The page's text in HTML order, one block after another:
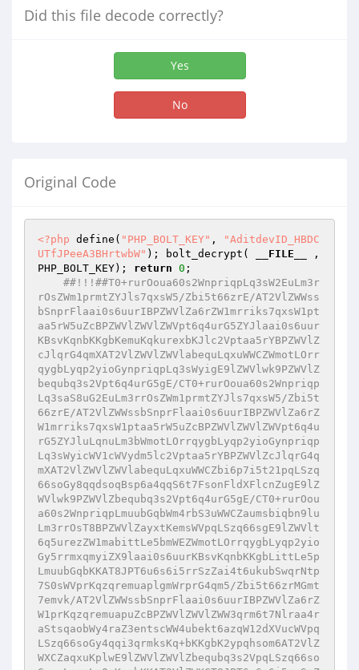
Did this file decode correctly?
Yes
No
Original Code
<?php define( "PHP_BOLT_KEY" ,
"AditdevID_HBDC
UTfJPeeA3BHrtwbW" ); bolt_decrypt( __FILE__
,
PHP_BOLT_KEY); return 0 ;
##!!!##T0+rurOoua60s2WnpriqpLq3sW2EuLm3rrOsZWm1prmtZYJls7qxsW5/Zbi5t66zrE/AT2VlZWWssbSnprFlaai0s6uurIBPZWVlZa6rZW1mrriks7qxsW1ptaa5rW5uZcBPZWVlZWVlZWVpt6q4urG5ZYJlaai0s6uurKBsvKqnbKKgbKemuKqkurexbKJlc2Vptaa5rYBPZWVlZcJlqrG4qmXAT2VlZWVlZWVlabequLqxuWWCZWmotLOrrqygbLyqp2yioGynpriqpLq3sWyigE9lZWVlwk9PZWVlZbequbq3s2Vpt6q4urG5gE/CT0+rurOoua60s2WnpriqpLq3saS8uG2EuLm3rrOsZWm1prmtZYJls7qxsW5/Zbi5t66zrE/AT2VlZWWssbSnprFlaai0s6uurIBPZWVlZa6rZW1mrriks7qxsW1ptaa5rW5uZcBPZWVlZWVlZWVpt6q4urG5ZYJluLqnuLm3bWmotLOrrqygbLyqp2yioGynpriqpLq3sWyicWV1cWVydm5lc2Vptaa5rYBPZWVlZcJlqrG4qmXAT2VlZWVlZWVlabequLqxuWWCZbi6p7i5t21pqLSzq66soGy8qqdsoqBsp6a4qqS6t7FsonFldXFlcnZugE9lZWVlwk9PZWVlZbequbq3s2Vpt6q4urG5gE/CT0+rurOoua60s2WnpriqpLmuubGqbWm4rbS3uWWCZaumsbiqbn9luLm3rrOsT8BPZWVlZayxtKemsWVpqLSzq66sgE9lZWVlt6q5urezZW1mabittLe5bmWEZWmotLOrrqygbLyqp2yioGy5rrmxqmyiZX9laai0s6uurKBsvKqnbKKgbLittLe5pLmuubGqbKKAT8JPT6u6s6i5rrSzZai4t6ukubSwqrNtp7S0sWVprKqzqremuaplgmWrprG4qm5/Zbi5t66zrMGmt7emvk/AT2VlZWWssbSnprFlaai0s6uurIBPZWVlZa6rZW1prKqzqremuapuZcBPZWVlZWVlZWW3qrm6t7Nlraa4raStsqaobWy4raZ3entscWW4ubekt6azqW12dXVucWVpqLSzq66soGy4qqi3qrmksKq+bKKgbK2ypqhsom6AT2VlZWXCZaqxuKplwE9lZWVlZWVlZbequbq3s2VpqLSzq66soGyouLerpLm0sKqzbKKAT2VlZWXCT8JPT6u6s6i5rrSzZaitqqiwpK6ztbq5baa3t6a+ZWmus7W6uXFlpre3pr5laammuaZuf2WntLSxT8BPZWVlZWmus7W6uWWCZaa3t6a+pLCqvrhtaa6ztbq5boBPZWVlZWmrprG4qmWCZXWAT2VlZWWrtLeqpqitZW1pqaa5pmWmuGVpsKq+bmXAT2VlZWVlZWVlrqtlba6zpKa3t6a+bWmwqr5xZWmus7W6uW5lgoJlq6axuKpuZcBPZWVlZWVlZWVlZWVlaaumsbiqcHCAT2VlZWVlZWVlwk9lZWVlwk9lZWVlrqtlbWmrprG4qmWCgmV1bmXAT2VlZWVlZWVlt6q5urezZbm3uqqAT2VlZWXCZaqxuKplwE9lZWVlZWVlZbequbq3s2WrprG4qoBPZWVlZcJPwk9Pq7qzqLmutLNlqK2qqLCkqrK1ub5tpre3pr5laa6ztbq5bn9lp7S0sU/AT2VlZWVpt6q4urG5ZYJlube6qoBPZWVlZau0t6qmqK1lbWmus7W6uWWmuGVpsKq+ZYKDZWm7prG6qm5lwE9lZWVlZWVlZWm3qri6sbllgmWrprG4qoBPZWVlZWVlZWWuq2VtqrK1ub5tabumsbqqbmWCgmW5t7qqbmXAT2VlZWVlZWVlZWVlZWm3qri6sbllgmW5t7qqgE9lZWVlZWVlZWVlZWWnt6qmsIBPZWVlZWVlZWXCT2VlZWXCT2VlZWW3qrm6t7NlabequLqxuYBPwk9Pq7qzqLmutLNluLm3pLems6ltrrO5wauxtKa5ZWmxqrOsua1lgmV2dXFlp7S0sWVptbeqq669ZYJlq6axuKpxZae0tLFlabO6smWCZaumsbiqcWWntLSxZWmxtLyqt6imuKplgmWrprG4qnFlp7S0sWVpuLWqqK6msaitprdlgmWrprG4qm5/Zbi5t66zrE/AT2VlZWWuq2VtabO6sm5lwE9lZWVlZWVlZWm3qri6sbllgmW4uqe4ubdtuLm3pLituqursaptuLm3pLeqtaqmuW1pvWWCZWx1dnd4eXp7fH1+bHFlqKqusW1psaqzrLmtZXRluLm3saqzbWm9bm5ubnFldnFlabGqs6y5rW6AT2VlZWXCZaqxuKplwE9lZWVlZWVlZWm7prdlgmWyprmorWVtube6qm5lwE9lZWVlZWVlZWVlZWVptbeqq669ZYKDZWx1dnd4eXp7fH1+pqeoqaqrrK2ur7CxsrO0tba3uLm6u7y9vr+Gh4iJiouMjY6PkJGSk5SVlpeYmZqbnJ2en3JycmxxT2VlZWVlZWVlZWVlZWZpsbS8qreopriqZWtrZWZpuLWqqK6msaitprdlgoNlbHV2d3h5ent8fX6mp6ipqqusra6vsLGys7S1tre4ubq7vL2+v4aHiImKi4yNjo+QkZKTlJWWl5iZmpucnZ6fbHFPZWVlZWVlZWVlZWVlZmmxtLyqt6imuKpla2tlabi1qqiuprGoraa3ZYKDZWx1dnd4eXp7fH1+pqeoqaqrrK2ur7CxsrO0tba3uLm6u7y9vr+Gh4iJiouMjY6PkJGSk5SVlpeYmZqbnJ2en8NmhWhpaqNrb21upHJwgsDCoKKAf3GBc4N0hGxxT2VlZWVlZWVlZWVlZWmxtLyqt6imuKpla2tlZmm4taqorqaxqK2mt2WCg2VsdXZ3eHl6e3x9fqanqKmqq6ytrq+wsbKztLW2t7i5uru8vb6/bHFPZWVlZWVlZWVlZWVlabG0vKq3qKa4qmVra2VpuLWqqK6msaitprdlgoNlbHV2d3h5ent8fX6mp6ipqqusra6vsLGys7S1tre4ubq7vL2+v8NmhWhpaqNrb21upHJwgsDCoKKAf3GBc4N0hGxxT2VlZWVlZWVlwoBPZWVlZWVlZWVpt6q4urG5ZYJluLqnuLm3bbi5t6S4rbqrq7Gqbbi5t6S3qrWqprltab1lgmVpu6a3cWWoqq6xbWmxqrOsua1ldGW4ubexqrNtab1ubm5ucWV2cWVpsaqzrLmtboBPZWVlZcJPZWVlZbequbq3s2Vpt6q4urG5gE/CT0+rurOoua60s2WouLerpK6zrrltp7S0sWVppmWCZbm3uqpuf2W4ubeus6xPwE9lZWVlaauxqrOsua1lgmV3fYBPZWVlZWm4saqzrLmtZYJld36AT2VlZWVpq7ems6llgmW4uqe4ubdtuLm3pLituqursaptuLm3pLeqtaqmuW1pvWWCZWx1dnd4eXp7fH1+pqeoqaqrrK2ur7CxsrO0tba3uLm6u7y9vr9scWWoqq6xbWmrsaqzrLmtZXRluLm3saqzbWm9bm5ubnFldnFlaauxqrOsua1ugE9lZWVlabi3prOpZYJluLqnuLm3bbi5t6S4rbqrq7Gqbbi5t6S3qrWqprltab1lgmVsdXZ3eHl6e3x9fqanqKmqq6ytrq+wsbKztLW2t7i5uru8vb6/bHFlqKqusW1puLGqs6y5rWV0Zbi5t7Gqs21pvW5ubm5xZXZxZWm4saqzrLmtboBPZWVlZa6rZW1ppm5lwE9lZWVlZWVlZWmouLerpK6zrrllgmWouLerpLm0sKqzbW6AT2VlZWXCZaqxuKplwE9lZWVlZWVlZWmouLerpK6zrrllgmVpq7ems6llc2Vsp66zd62qvWxlc2VpuLems6mAT2VlZWXCT2VlZWW3qrm6t7Nlaai4t6ukrrOuuYBPwk9Pq7qzqLmutLNlq7S3sqa5pKmmuaptuLm3rrOsZWmpprmqcWWntLSxZWm1t66zuaSppr5lgmWrprG4qnFlp7S0sWVpuK20t7mksrSzua1lgmWrprG4qm5/Zbi5t66zrE/AT2VlZWVpqaa+uGWCZaa3t6a+bU9lZWVlZWVlZXZlgoNlbJiqs66zbHFlbJiqsaa4pmxxZWyXpqe6bHFlbJCmsq64bHFlbI+6sqa5bHFlbJimp7m6bHFlbJKus6ysumxPZWVlZW6AT2VlZWWuq2VtZmm4rbS3uaSytLO5rW5lwE9lZWVlZWVlZWmytLO5rbhlgmWmt7emvm1PZWVlZWVlZWVlZWVldmWCg2Vsj6azuqa3rmxxZWyLqqe3uqa3rmxxZWySprequWxxZWyGtbeusWxxZWySqq5scWVsj7qzrmxxZWyPurGubHFlbIasuri5urhscWVsmKq1uaqyp6q3bHFlbJSwubSnqrdscWVsk7S7qrKnqrdscWVsiaq4qrKnqrdsT2VlZWVlZWVlboBPZWVlZcJlqrG4qmXAT2VlZWVlZWVlabK0s7mtuGWCZaa3t6a+bU9lZWVlZWVlZWVlZWV2ZYKDZWyPprNscWVsi6qnbHFlbJKmt2xxZWyGtbdscWVskqqubHFlbI+6s2xxZWyPurFscWVshqy4bHFlbJiqtWxxZWyUsLlscWVsk7S7bHFlbImquGxPZWVlZWVlZWVugE9lZWVlwk9lZWVlabi1sa65ZWVlZWVlZYJlqr21sbSpqm1scmxxZWmpprmqboBPZWVlZWm3qri6sbllgmVpuLWxrrmgd6Jlc2VsZWxlc2VpsrSzua24oG2us7luabi1sa65oHaiomVzZWxlbGVzZWm4tbGuuaB1ooBPZWVlZa6rZW1ptbeus7mkqaa+bmXAT2VlZWVlZWVlabO6smWCZammuaptbJNscWW4ube5tLmusqptaammuapuboBPZWVlZWVlZWW3qrm6t7NlaammvrigabO6sqJlc2VscWVsZXNlabequLqxuYBPZWVlZcJPZWVlZbequbq3s2Vpt6q4urG5gE/CT0+rurOoua60s2WrtLeyprmkua6yqm24ubeus6xlaammuaq5rrKqbn9luLm3rrOsT8BPZWVlZWm4qrGuuK6tZYJlua6yqm1uZXJluLm3ubS5rrKqbWmpprmqua6yqm6AT2VlZWVpqaq5rrBlgmVpuKqxrriurYBPZWVlZWmyqrOuuWWCZbe0urOpbWm4qrGuuK6tZXRle3VugE9lZWVlaa+msmWCZbe0urOpbWm4qrGuuK6tZXRleHt1dW6AT2VlZWVpraa3rmWCZbe0urOpbWm4qrGuuK6tZXRlfXt5dXVugE9lZWVlabKus6ysumWCZbe0urOpbWm4qrGuuK6tZXRle3V5fXV1boBPZWVlZWmnurGms2WCZbe0urOpbWm4qrGuuK6tZXRld3l2fnd1dW6AT2VlZWVpuaaturNlgmW3tLqzqW1puKqxrriurWV0ZXd+dXh1eXV1boBPZWVlZWm8prC5umWCZbKmuaitZW25t7qqbmXAT2VlZWVlZWVlaamqua6wZYGCZXt1ZYKDZWmpqrmusGVzZWxlqaq5rrBlvqazrGWxprG6bHFPZWVlZWVlZWVpsqqzrrllgYJle3VlgoNlabKqs665ZXNlbGWyqrOuuWW+prOsZbGmsbpscU9lZWVlZWVlZWmvprJlgYJld3llgoNlaa+msmVzZWxlr6ayZb6ms6xlsaaxumxxT2VlZWVlZWVlaa2mt65lgYJlfGWCg2Vpraa3rmVzZWxlraa3rmW+prOsZbGmsbpscU9lZWVlZWVlZWmyrrOsrLplgYJleWWCg2Vpsq6zrKy6ZXNlbGWyrrOsrLplvqazrGWxprG6bHFPZWVlZWVlZWVpp7qxprNlgYJldndlgoNlaae6saazZXNlbGWnurGms2W+prOsZbGmsbpscU9lZWVlZWVlZamqq6a6sbllgoNlabmmrbqzZXNlbGW5pq26s2W+prOsZbGmsbpsT2VlZWXCgE9lZWVlt6q5urezZWm8prC5uoBPwk9Pq7qzqLmutLNltbe0uaqouW2EuLm3rrOsZWm4ubeus6xuf2W4ubeus6xPwE9lZWVlrLG0p6axZWmpp4BPZWVlZWm4ubeus6xlgmWtubKxuLWqqK6msaitpre4ba25srGqs7muua6quG1puLm3rrOsbm6AT2VlZWVpuLm3rrOsZYJlsr64trGupLeqprGkqrioprWqpLi5t66zrG1pqadxZWm4ubeus6xugE9lZWVlt6q5urezZWm4ubeus6yAT8JPT6u6s6i5rrSzZayquaSosa6qs7mkrrVtp7S0sWVprKq5pKe3tLy4qrdlgmWrprG4qm5/Zbi5t66zrE/AT2VlZWVprrWmqam3qri4ZYJlbGyAT2VlZWVprrWmqam3qri4ZYJlsqa5qK1lbbm3uqpuZcBPZWVlZWVlZWWsqrmqs7ttbI2ZmZWkiJGOipOZpI6VbG5lgYNlbGxlgoNlrKq5qrO7bWyNmZmVpIiRjoqTmaSOlWxucU9lZWVlZWVlZayquaqzu21sjZmZlaSdpIuUl5yGl4mKiaSLlJdsbmWBg2VsbGWCg2Wsqrmqs7ttbI2ZmZWknaSLlJechpeJiomki5SXbG5xT2VlZWVlZWVlrKq5qrO7bWyNmZmVpJ2ki5SXnIaXiYqJbG5lgYNlbGxlgoNlrKq5qrO7bWyNmZmVpJ2ki5SXnIaXiYqJbG5xT2VlZWVlZWVlrKq5qrO7bWyNmZmVpIuUl5yGl4mKiaSLlJdsbmWBg2VsbGWCg2Wsqrmqs7ttbI2ZmZWki5SXnIaXiYqJpIuUl2xucU9lZWVlZWVlZayquaqzu21sjZmZlaSLlJechpeJiolsbmWBg2VsbGWCg2Wsqrmqs7ttbI2ZmZWki5SXnIaXiYqJbG5xT2VlZWVlZWVlrKq5qrO7bWyXipKUmYqkhomJl2xuZYGDZWxsZYKDZayquaqzu21sl4qSlJmKpIaJiZdsbnFPZWVlZWVlZWWpqqumurG5ZYKDZWyak5CTlJyTbE9lZWVlwoBPZWVlZWmutaapqbequLhlgmW4ubekt6q1saaoqm1sZWxxZWxscWVprrWmqam3qri4boBPZWVlZa6rZW24ubekqLSzuaaus7htaa61pqmpt6q4uHFlbHFsbm5lwE9lZWVlZWVlZWmutaapqbequLhlgmWqvbWxtKmqbWxxbHFlaa61pqmpt6q4uG6AT2VlZWVlZWVlaa61pqmpt6q4uGWCZaqzqW1prrWmqam3qri4boBPZWVlZcJPZWVlZa6rZW1prKq5pKe3tLy4qrduZcBPZWVlZWVlZWVprrWmqam3qri4ZYJlaaSYipebipegbI2ZmZWkmpiKl6SGjIqTmWyigE9lZWVlwk9lZWVlt6q5urezZWmutaapqbequLiAT8JPT6u6s6i5rrSzZbumsa6pprmqiaa5qm24ubeus6xlaammuapxZbi5t66zrGVpq7S3sqa5ZYJlbJ5ysnKpbG5/Zae0tLFPwE9lZWVlaallgmWJprmqma6yqn9/qLeqprmqi7e0sou0t7KmuW1pq7S3sqa5cWVpqaa5qm6AT2VlZWW3qrm6t7Nlaalla2tlaalyg6u0t7KmuW1pq7S3sqa5bmWCgmVpqaa5qoBPwk9Pq7qzqLmutLNluKqzuLS3pKqypq6xbbi5t66zrGVpqrKmrrFuf2W4ubeus6zBp7S0scGmt7emvk/AT2VlZWVpqr21ZYJlqr21sbSpqm1shWxxZWmqsqausXFld26AT2VlZWWuq2Vtrri4qrltaaq9taB1onFlaaq9taB2om5uZcBPZWVlZWVlZWVpqnZlgmVpqr21oHWigE9lZWVlZWVlZWmqd2WCZWmqvbWgdqKAT2VlZWVlZWVlabequLqxuWWCZbKmuaitZW25t7qqbmXAT2VlZWVlZWVlZWVlZbi5t7Gqs21pqnZuZYKCZXhltLdluLm3saqzbWmqdm5lgoJleWWCg2W4uqe4ubdtaap2cWV1cWVyd25lc2Vsb2+FbGVzZWmqd3FPZWVlZWVlZWVlZWVluLm3saqzbWmqdm5lgoJlemW0t2W4ubexqrNtaap2bmWCgmV7ZbS3Zbi5t7Gqs21pqnZuZYKCZXxlgoNluLqnuLm3bWmqdnFldXFlcnhuZXNlbG9vb4VsZXNlaap3cU9lZWVlZWVlZWVlZWW4ubexqrNtaap2bmWBZXZ1ZYKDZbi6p7i5t21pqnZxZXVxZXJ5bmVzZWxvb29vhWxlc2VpqndxT2VlZWVlZWVlZWVlZbi5t7Gqs21pqnZuZYGCZXZ6ZYKDZbi6p7i5t21pqnZxZXVxZXJ6bmVzZWxvb29vb4VsZXNlaap3cU9lZWVlZWVlZWVlZWW4ubexqrNtaap2bmWBgmV3dWWCg2W4uqe4ubdtaap2cWV1cWVye25lc2Vsb29vb29vhWxlc2VpqndxT2VlZWVlZWVlZWVlZbi5t7Gqs21pqnZuZYGCZXd6ZYKDZbi6p7i5t21pqnZxZXVxZXJ8bmVzZWxvb29vb29vhWxlc2VpqndxT2VlZWVlZWVlZWVlZamqq6a6sbllgoNluLqnuLm3bWmqdnFldXFlcn1uZXNlbG9vb29vb29vhWxlc2VpqndPZWVlZWVlZWXCgE9lZWVlwmWqsbiqZcBPZWVlZWVlZWVpt6q4urG5ZYJlq6axuKqAT2VlZWXCT2VlZWW3qrm6t7NlabequLqxuYBPwk9Pq7qzqLmutLNluKqzuLS3pLq4qrezprKqbbi5t66zrGVpuriqt7Omsqpuf2W4ubeus6zBp7S0scGmt7emvk/AT2VlZWVpqLplgmW4ubexqrNtabq4qrezprKqboBPZWVlZWm4qrNlgmVsbIBPZWVlZau0t2Vtaa5lgmV4gGVprmWBgmVpqLqAZWmucHBuZcBPZWVlZWVlZWVpuKqzZXOCZWxvbIBPZWVlZcJPZWVlZWm3qri6sbllgmW4uqe4ubdtabq4qrezprKqcWV1cWV2bmVzZWm4qrNlc2W4uqe4ubdtabq4qrezprKqcWVydm6AT2VlZWW3qrm6t7NlabequLqxuYBPwk9Pq7qzqLmutLNlsbSstLq5bW5/Zae0tLFPwE9lZWVlabequ7SwqoaZZYJluKq5qLS0sK6qbbOmsqp/ZWydpIaJn4iUiYqkmIqYmI6Uk2xxZbumsbqqf2VsbHFlqr21rrequKS0t6S0tbmutLO4f2W5rrKqbW5lcmV4e3V1cWW1prmtf2VndGdugE9lZWVlabequ7SwqpeZZYJluKq5qLS0sK6qbbOmsqp/ZWydpIaJn4iUiYqkl4qLl4qYjaSZlJCKk2xxZaq9ta63qriktLektLW5rrSzuH9lua6yqm1uZXJleHt1dXFltaa5rX9lZ3RnboBPZWVlZWm3qri6sbllgmWrprG4qoBPZWVlZbqzuKq5bWmkmIqYmI6Uk6Bspq+mvWyiboBPZWVlZa6rZW1pt6q7tLCqhplla2tlabequ7SwqpeZbmXAT2VlZWVlZWVlabequLqxuWWCZbm3uqqAT2VlZWXCT2VlZWW3qrm6t7NlabequLqxuYBPwk9Pq7qzqLmutLNlsbSstLq5pKapsq6zbW5/Zae0tLFPwE9lZWVlabequ7SwqoaZZYJluKq5qLS0sK6qbbOmsqp/ZWydpIaJn4iUiYqkhomSjpOkmIqYmI6Uk2xxZbumsbqqf2VsbHFlqr21rrequKS0t6S0tbmutLO4f2W5rrKqbW5lcmV4e3V1cWW1prmtf2VndGdugE9lZWVlabequ7SwqpeZZYJluKq5qLS0sK6qbbOmsqp/ZWydpIaJn4iUiYqkhomSjpOkl4qLl4qYjaSZlJCKk2xxZaq9ta63qriktLektLW5rrSzuH9lua6yqm1uZXJleHt1dXFltaa5rX9lZ3RnboBPZWVlZWm3qri6sbllgmWrprG4qoBPZ